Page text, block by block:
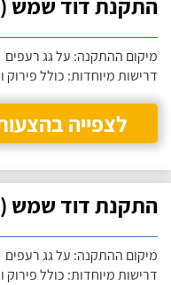
מיקום ההתקנה: על גג רעפים
דרישות מיוחדות: כולל פירוק
לצפייה
התקנת דוד שמש (ללא
מיקום ההתקנה: על גג רעפים
דרישות מיוחדות: כולל פירוק